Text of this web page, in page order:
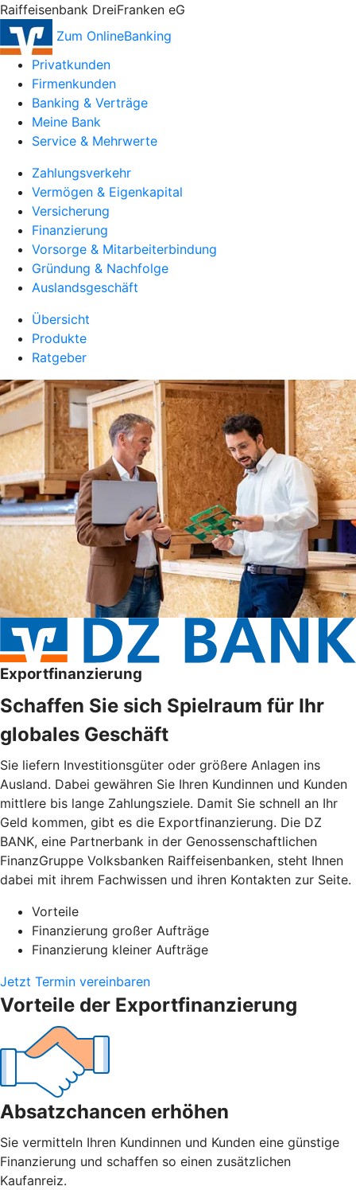
Raiffeisenbank DreiFranken eG
Zum OnlineBanking
Privatkunden
Firmenkunden
Banking & Verträge
Meine Bank
Service & Mehrwerte
Zahlungsverkehr
Vermögen & Eigenkapital
Versicherung
Finanzierung
Vorsorge & Mitarbeiterbindung
Gründung & Nachfolge
Auslandsgeschäft
Übersicht
Produkte
Ratgeber
Exportfinanzierung
Schaffen Sie sich Spielraum für Ihr
globales Geschäft
Sie liefern Investitionsgüter oder größere Anlagen ins
Ausland. Dabei gewähren Sie Ihren Kundinnen und Kunden
mittlere bis lange Zahlungsziele. Damit Sie schnell an Ihr
Geld kommen, gibt es die Exportfinanzierung. Die DZ
BANK, eine Partnerbank in der Genossenschaftlichen
FinanzGruppe Volksbanken Raiffeisenbanken, steht Ihnen
dabei mit ihrem Fachwissen und ihren Kontakten zur Seite.
Vorteile
Finanzierung großer Aufträge
Finanzierung kleiner Aufträge
Jetzt Termin vereinbaren
Vorteile der Exportfinanzierung
Absatzchancen erhöhen
Sie vermitteln Ihren Kundinnen und Kunden eine günstige
Finanzierung und schaffen so einen zusätzlichen
Kaufanreiz.